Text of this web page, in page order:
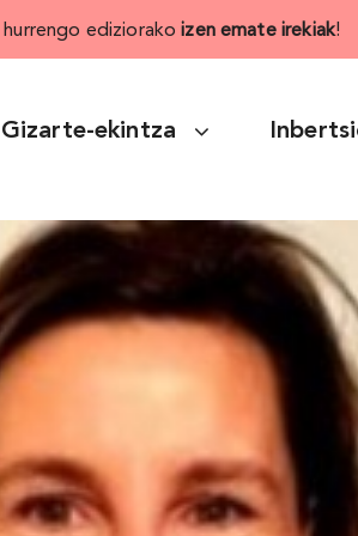
hurrengo ediziorakoizen emate irekiak!
Gizarte-ekintza